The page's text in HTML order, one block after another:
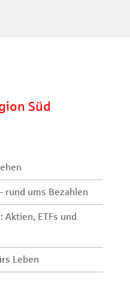
Süd
rund ums Bezahlen
Aktien, ETFs und
Leben